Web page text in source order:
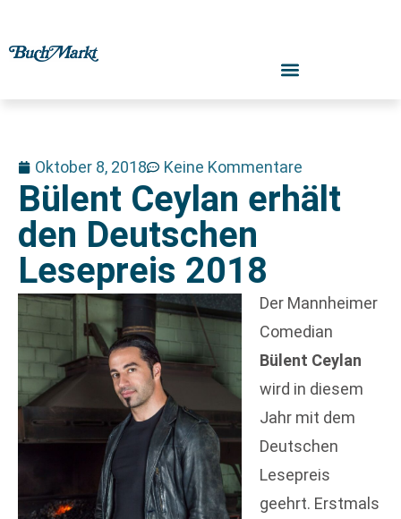
Oktober 8, 2018 Keine Kommentare
Bülent Ceylan erhält
den Deutschen
Lesepreis 2018
Der Mannheimer
Comedian
Bülent Ceylan
wird in diesem
Jahr mit dem
Deutschen
Lesepreis
geehrt. Erstmals